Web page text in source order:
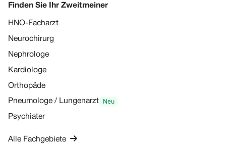
Finden Sie Ihr Zweitmeiner
HNO-Facharzt
Neurochirurg
Nephrologe
Kardiologe
Orthopäde
Pneumologe / Lungenarzt Neu
Psychiater
Alle Fachgebiete 